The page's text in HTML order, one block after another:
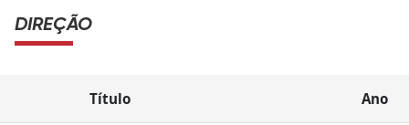
DIREÇÃO
Título Ano